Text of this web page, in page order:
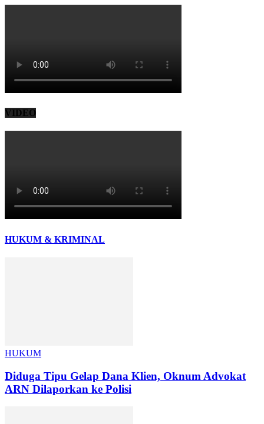
VIDEO
HUKUM & KRIMINAL
HUKUM
Diduga Tipu Gelap Dana Klien, Oknum Advokat
ARN Dilaporkan ke Polisi